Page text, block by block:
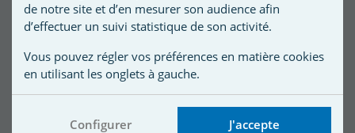
votre
liste
de notre site et d’en mesurer son audience afin
d’effectuer un suivi statistique de son activité.
Vous pouvez régler vos préférences en matière cookies
en utilisant les onglets à gauche.
Configurer J'accepte